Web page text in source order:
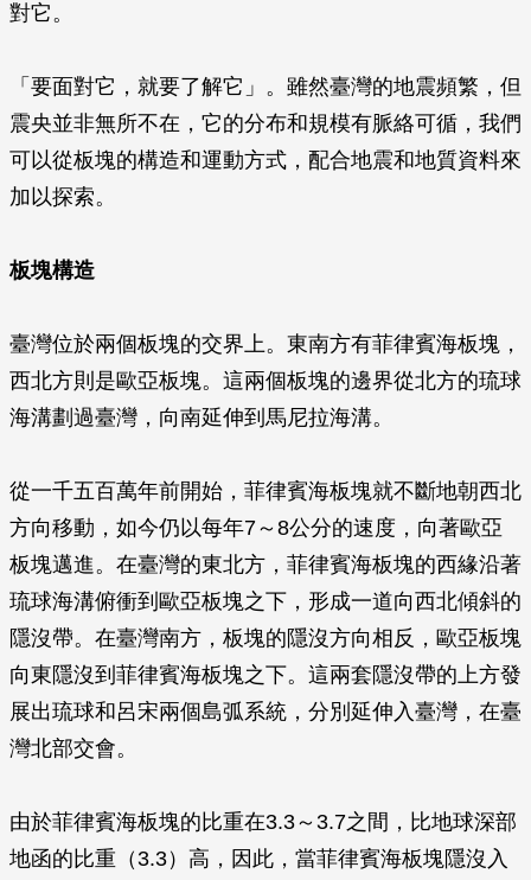
對它。
「要面對它，就要了解它」。雖然臺灣的地震頻繁，但
震央並非無所不在，它的分布和規模有脈絡可循，我們
可以從板塊的構造和運動方式，配合地震和地質資料來
加以探索。
板塊構造
臺灣位於兩個板塊的交界上。東南方有菲律賓海板塊，
西北方則是歐亞板塊。這兩個板塊的邊界從北方的琉球
海溝劃過臺灣，向南延伸到馬尼拉海溝。
從一千五百萬年前開始，菲律賓海板塊就不斷地朝西北
方向移動，如今仍以每年7～8公分的速度，向著歐亞
板塊邁進。在臺灣的東北方，菲律賓海板塊的西緣沿著
琉球海溝俯衝到歐亞板塊之下，形成一道向西北傾斜的
隱沒帶。在臺灣南方，板塊的隱沒方向相反，歐亞板塊
向東隱沒到菲律賓海板塊之下。這兩套隱沒帶的上方發
展出琉球和呂宋兩個島弧系統，分別延伸入臺灣，在臺
灣北部交會。
由於菲律賓海板塊的比重在3.3～3.7之間，比地球深部
地函的比重（3.3）高，因此，當菲律賓海板塊隱沒入